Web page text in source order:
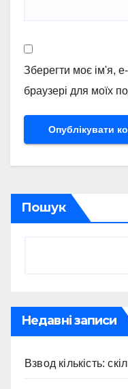
Зберегти моє ім'я,
браузері для моїх
Пошук
Недавні записи
Взвод кількість: